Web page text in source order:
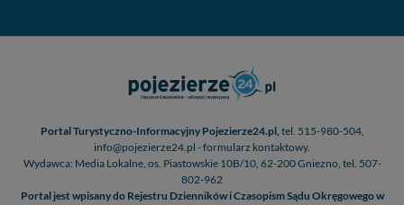
Portal Turystyczno-Informacyjny Pojezierze24.pl, tel. 515-980-504,
info@pojezierze24.pl - formularz kontaktowy.
Wydawca: Media Lokalne, os. Piastowskie 10B/10, 62-200 Gniezno, tel. 507-
802-962
Portal jest wpisany do Rejestru Dzienników i Czasopism Sądu Okręgowego w